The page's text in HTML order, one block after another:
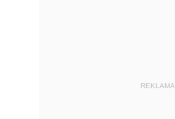
REKLAMA